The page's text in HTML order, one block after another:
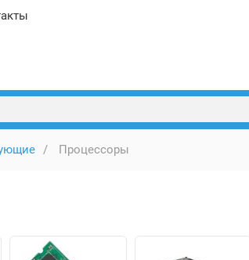
Процессоры